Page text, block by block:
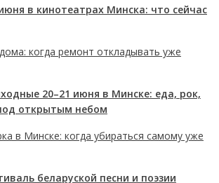
в кинотеатрах Минска: что сейчас
когда ремонт откладывать уже
20–21 июня в Минске: еда, рок,
открытым небом
в Минске: когда убираться самому уже
беларуской песни и поэзии